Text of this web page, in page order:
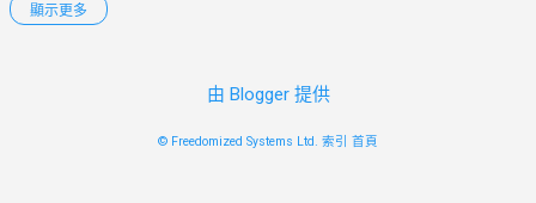
2012
顯示更多
由 Blogger 提供
© Freedomized Systems Ltd. 索引 首頁